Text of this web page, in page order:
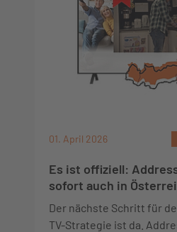
01. April 2026
Es ist offiziell:
sofort auch in
Der nächste Schritt für
TV-Strategie ist da.